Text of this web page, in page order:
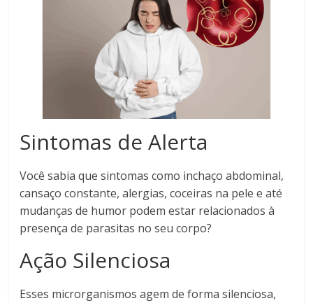
Sintomas de Alerta
Você sabia que sintomas como inchaço abdominal,
cansaço constante, alergias, coceiras na pele e até
mudanças de humor podem estar relacionados à
presença de parasitas no seu corpo?
Ação Silenciosa
Esses microrganismos agem de forma silenciosa,